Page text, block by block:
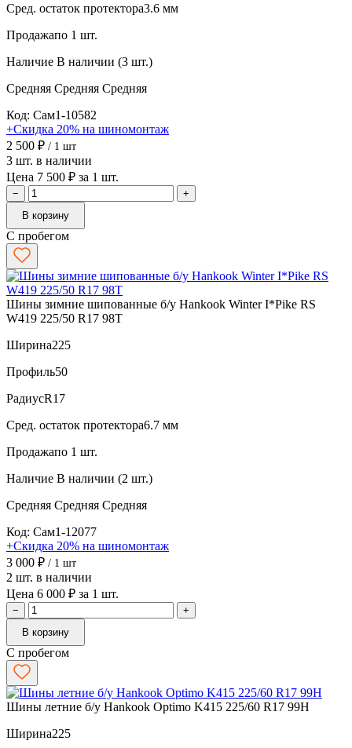
Сред. остаток протектора3.6 мм
Продажапо 1 шт.
Наличие В наличии (3 шт.)
Средняя Средняя Средняя
Код: Сам1-10582
+Скидка 20% на шиномонтаж
2 500 ₽ / 1 шт
3 шт. в наличии
Цена 7 500 ₽ за 1 шт.
−
+
В корзину
С пробегом
Шины зимние шипованные б/у Hankook Winter I*Pike RS
W419 225/50 R17 98T
Ширина225
Профиль50
РадиусR17
Сред. остаток протектора6.7 мм
Продажапо 1 шт.
Наличие В наличии (2 шт.)
Средняя Средняя Средняя
Код: Сам1-12077
+Скидка 20% на шиномонтаж
3 000 ₽ / 1 шт
2 шт. в наличии
Цена 6 000 ₽ за 1 шт.
−
+
В корзину
С пробегом
Шины летние б/у Hankook Optimo K415 225/60 R17 99H
Ширина225